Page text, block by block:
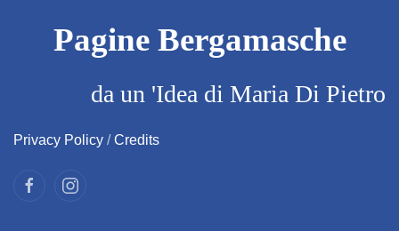
BEDULITA
BERBENNO
BERZO SAN FERMO
BIANZANO
Pagine Bergamasche
da un 'Idea di Maria Di Pietro
Privacy Policy / Credits